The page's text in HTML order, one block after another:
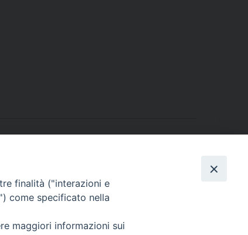
finalità ("interazioni e
come specificato nella
maggiori informazioni sui